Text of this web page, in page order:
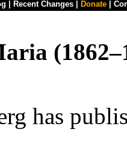
Recent Changes Donate
has